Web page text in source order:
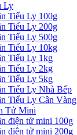
Ly
Tiểu Ly 100g
Tiểu Ly 200g
Tiểu Ly 500g
Tiểu Ly 10kg
Tiểu Ly 1kg
Tiểu Ly 2kg
Tiểu Ly 5kg
Tiểu Ly Nhà Bếp
Tiểu Ly Cân Vàng
Tử Mini
điện tử mini 100g
điện tử mini 200g